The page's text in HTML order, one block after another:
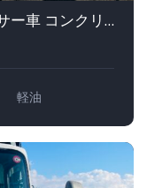
R.5(2023)年 日野 デュトロ ミキサー車 コンクリートミキサー ホワイト 走行1,255km
軽油